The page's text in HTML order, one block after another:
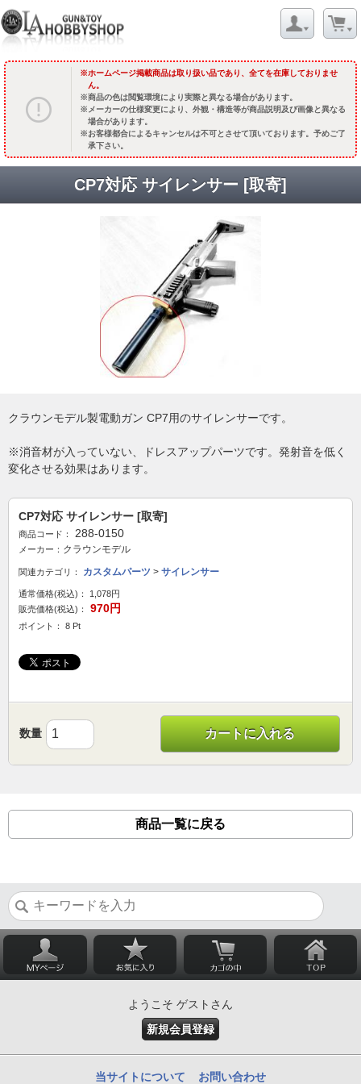
ホームページ掲載商品は取り扱い品であり、全てを在庫しておりませ
ん。
商品の色は閲覧環境により実際と異なる場合があります。
メーカーの仕様変更により、外観・構造等が商品説明及び画像と異なる
場合があります。
お客様都合によるキャンセルは不可とさせて頂いております。予めご了
承下さい。
CP7対応 サイレンサー [取寄]
クラウンモデル製電動ガン CP7用のサイレンサーです。
※消音材が入っていない、ドレスアップパーツです。発射音を低く
変化させる効果はあります。
CP7対応 サイレンサー [取寄]
商品コード： 288-0150
メーカー： クラウンモデル
関連カテゴリ： カスタムパーツ > サイレンサー
通常価格(税込)：
1,078円
販売価格(税込)：
970円
ポイント： 8 Pt
数量 カートに入れる
商品一覧に戻る
ようこそ ゲストさん
新規会員登録
当サイトについて お問い合わせ